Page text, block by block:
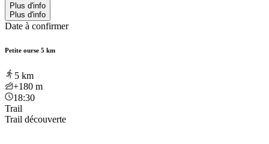
Plus d'info
Plus d'info
Date à confirmer
Petite ourse 5 km
5 km
+180 m
18:30
Trail
Trail découverte